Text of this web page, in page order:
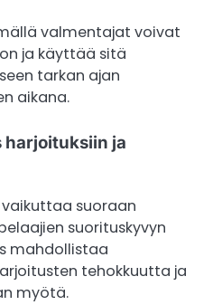
valmentajat voivat
ja käyttää sitä
tarkan ajan
aikana.
ja
vaikuttaa suoraan
suorituskyvyn
mahdollistaa
tehokkuutta ja
myötä.